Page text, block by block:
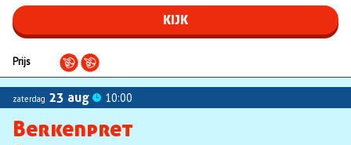
KIJK
Prijs
zaterdag 23 aug 10:00
Berkenpret